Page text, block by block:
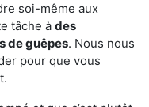
soi-même aux
tâche à des
de guêpes. Nous nous
pour que vous